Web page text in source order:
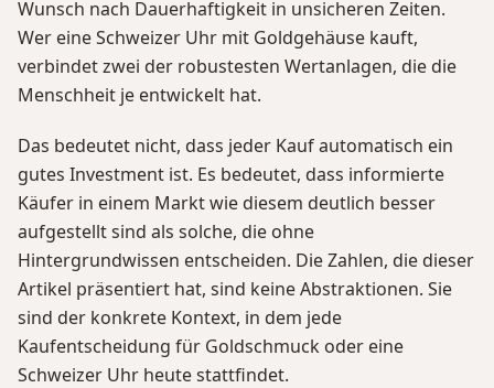
Wunsch nach Dauerhaftigkeit in unsicheren Zeiten.
Wer eine Schweizer Uhr mit Goldgehäuse kauft,
verbindet zwei der robustesten Wertanlagen, die die
Menschheit je entwickelt hat.
Das bedeutet nicht, dass jeder Kauf automatisch ein
gutes Investment ist. Es bedeutet, dass informierte
Käufer in einem Markt wie diesem deutlich besser
aufgestellt sind als solche, die ohne
Hintergrundwissen entscheiden. Die Zahlen, die dieser
Artikel präsentiert hat, sind keine Abstraktionen. Sie
sind der konkrete Kontext, in dem jede
Kaufentscheidung für Goldschmuck oder eine
Schweizer Uhr heute stattfindet.